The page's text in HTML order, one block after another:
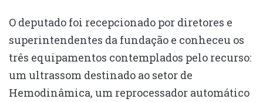
O deputado foi recepcionado por diretores e
superintendentes da fundação e conheceu os
três equipamentos contemplados pelo recurso:
um ultrassom destinado ao setor de
Hemodinâmica, um reprocessador automático